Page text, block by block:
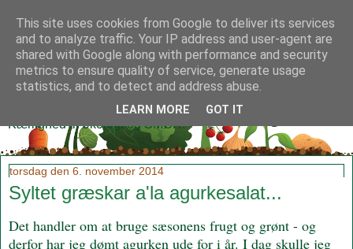
Klidmoster.dk
Kærlighed til økologi og SMØR!
torsdag den 6. november 2014
Syltet græskar a'la agurkesalat...
Det handler om at bruge sæsonens frugt og grønt - og
derfor har jeg dømt agurken ude for i år. I dag skulle jeg
This site uses cookies from Google to deliver its services
and to analyze traffic. Your IP address and user-agent are
shared with Google along with performance and security
metrics to ensure quality of service, generate usage
statistics, and to detect and address abuse.
LEARN MORE GOT IT